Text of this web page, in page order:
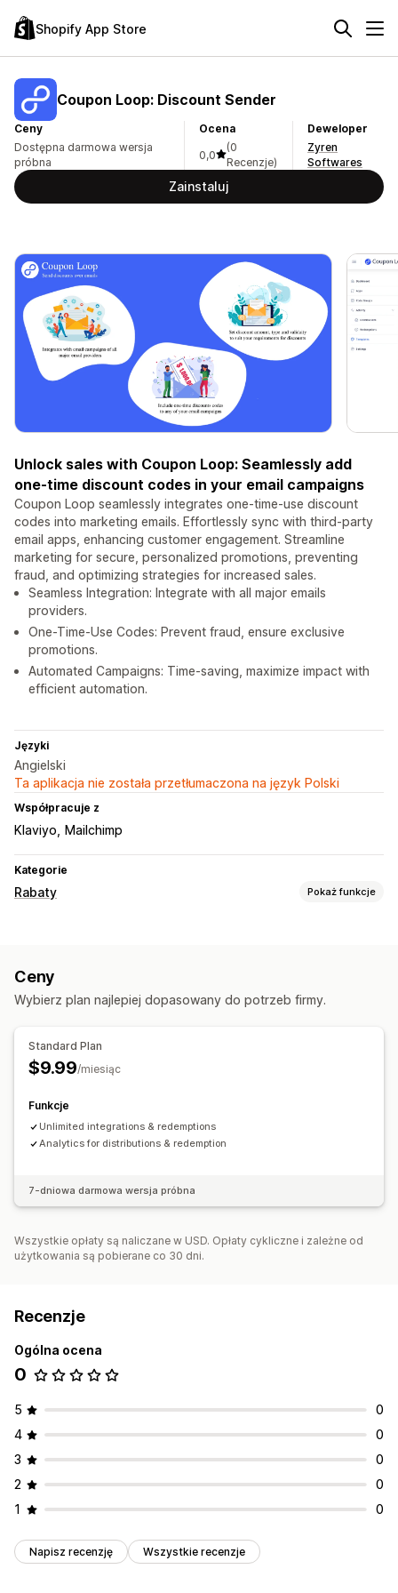
Shopify App Store
Coupon Loop: Discount Sender
Ceny
Dostępna darmowa wersja
próbna
Ocena
0,0
(0
Recenzje)
Deweloper
Zyren
Softwares
Zainstaluj
Unlock sales with Coupon Loop: Seamlessly add
one-time discount codes in your email campaigns
Coupon Loop seamlessly integrates one-time-use discount
codes into marketing emails. Effortlessly sync with third-party
email apps, enhancing customer engagement. Streamline
marketing for secure, personalized promotions, preventing
fraud, and optimizing strategies for increased sales.
Seamless Integration: Integrate with all major emails
providers.
One-Time-Use Codes: Prevent fraud, ensure exclusive
promotions.
Automated Campaigns: Time-saving, maximize impact with
efficient automation.
Języki
Angielski
Ta aplikacja nie została przetłumaczona na język Polski
Współpracuje z
Klaviyo Mailchimp
Kategorie
Rabaty Pokaż funkcje
Rabaty o stałej wartości
Darmowa wysyłka
Wzorce Kampanie
Ceny
Wybierz plan najlepiej dopasowany do potrzeb firmy.
Standard Plan
$9.99/miesiąc
Funkcje
Unlimited integrations & redemptions
Analytics for distributions & redemption
7-dniowa darmowa wersja próbna
Wszystkie opłaty są naliczane w USD. Opłaty cykliczne i zależne od
użytkowania są pobierane co 30 dni.
Recenzje
Ogólna ocena
0
5
0
4
0
3
0
2
0
1
0
Napisz recenzję Wszystkie recenzje